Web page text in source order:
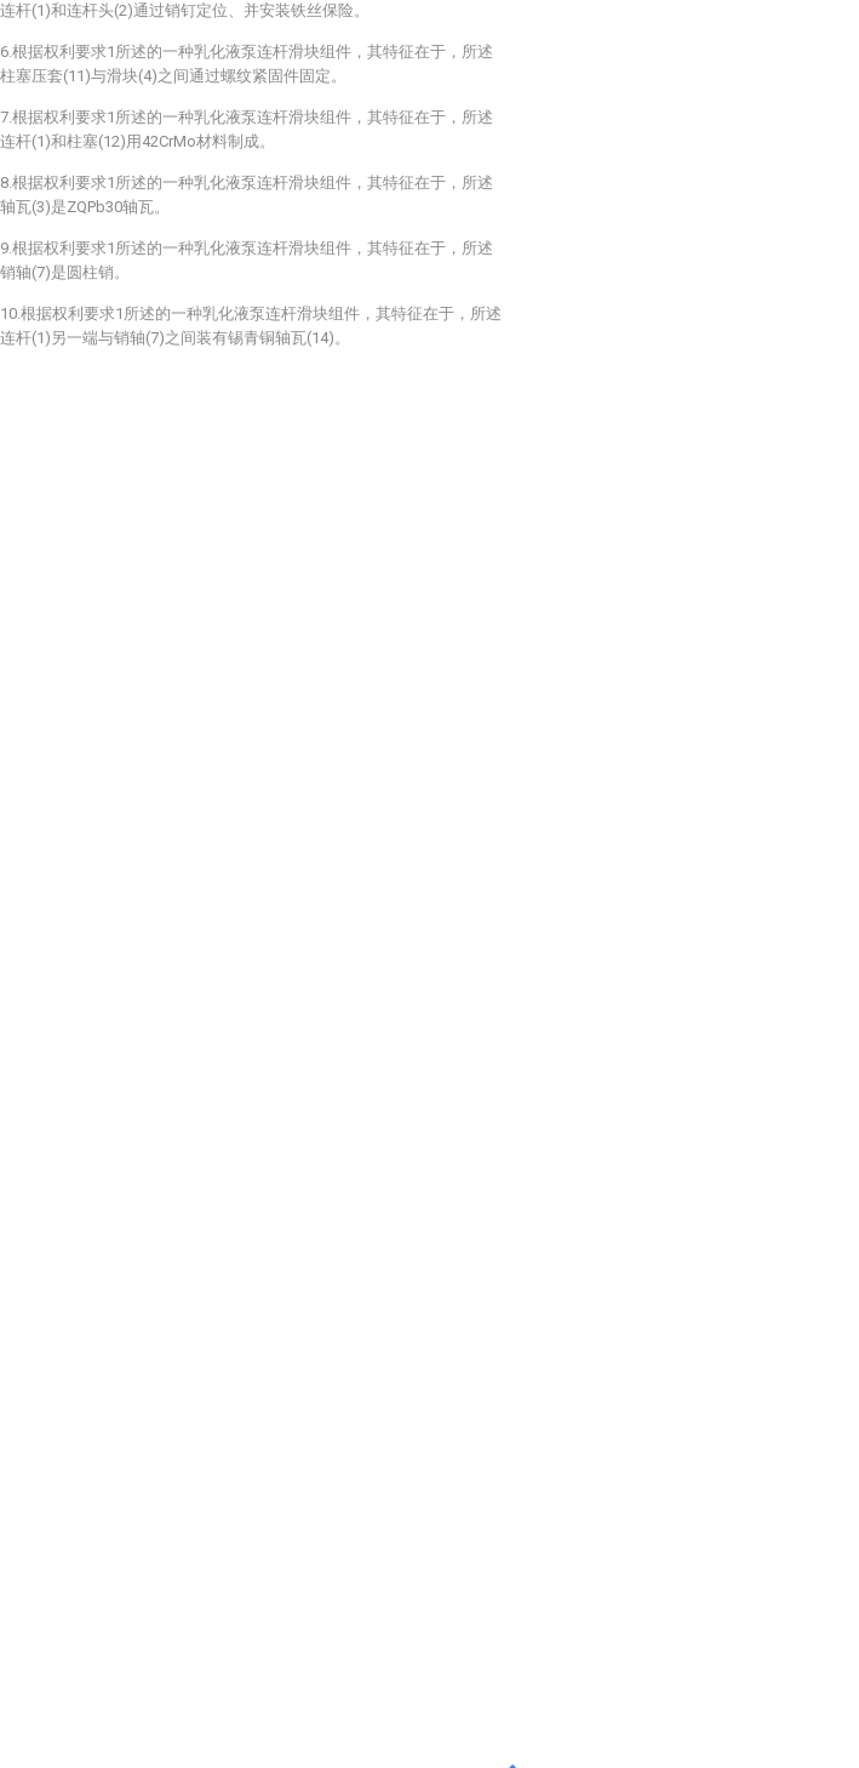
连杆(1)和连杆头(2)通过销钉定位、并安装铁丝保险。
6.根据权利要求1所述的一种乳化液泵连杆滑块组件，其特征在于，所述
柱塞压套(11)与滑块(4)之间通过螺纹紧固件固定。
7.根据权利要求1所述的一种乳化液泵连杆滑块组件，其特征在于，所述
连杆(1)和柱塞(12)用42CrMo材料制成。
8.根据权利要求1所述的一种乳化液泵连杆滑块组件，其特征在于，所述
轴瓦(3)是ZQPb30轴瓦。
9.根据权利要求1所述的一种乳化液泵连杆滑块组件，其特征在于，所述
销轴(7)是圆柱销。
10.根据权利要求1所述的一种乳化液泵连杆滑块组件，其特征在于，所述
连杆(1)另一端与销轴(7)之间装有锡青铜轴瓦(14)。